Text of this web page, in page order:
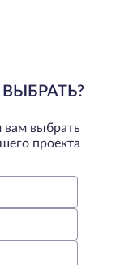
выбрать
проекта